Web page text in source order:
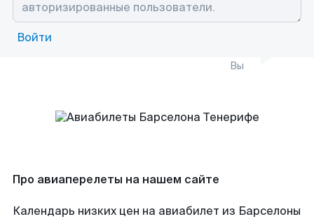
Войти
Вы
Про авиаперелеты на нашем сайте
Календарь низких цен на авиабилет из Барселоны